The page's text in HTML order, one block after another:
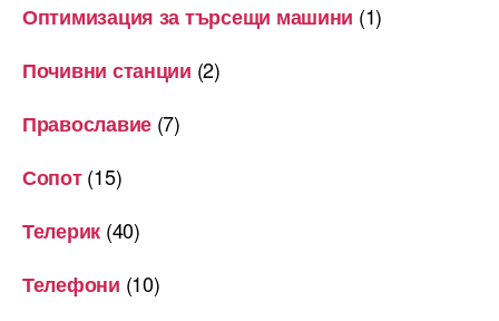
Оптимизация за търсещи машини (1)
Почивни станции (2)
Православие (7)
Сопот(15)
Телерик (40)
Телефони (10)